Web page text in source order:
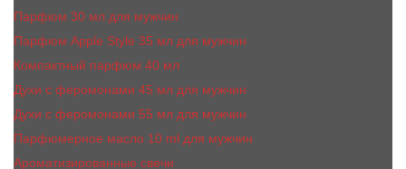
Парфюм 30 мл для мужчин
Парфюм Apple Style 35 мл для мужчин
Компактный парфюм 40 мл
Духи с феромонами 45 мл для мужчин
Духи с феромонами 55 мл для мужчин
Парфюмерное масло 10 ml для мужчин
Ароматизированные свечи